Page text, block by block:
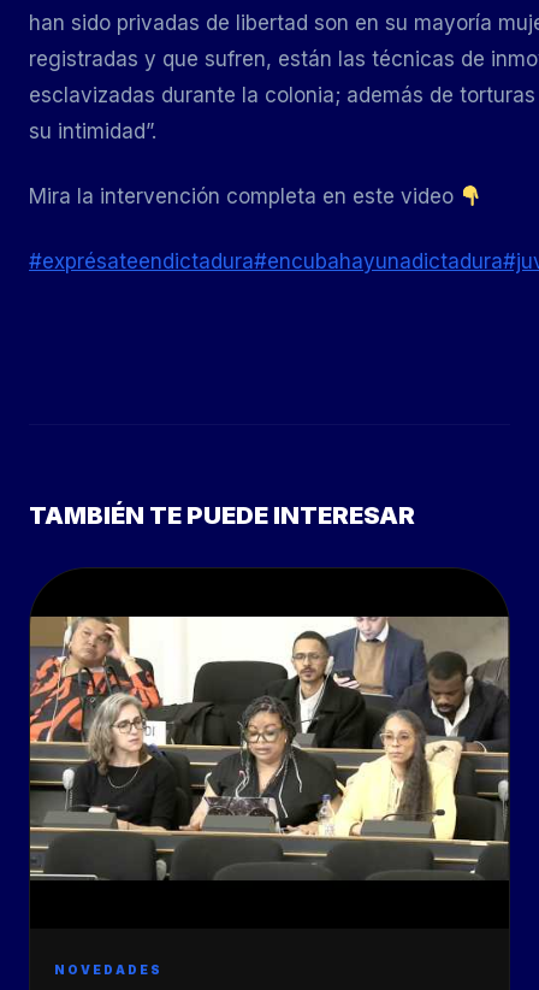
han sido privadas de libertad son en su mayoría
registradas y que sufren, están las técnicas de
esclavizadas durante la colonia; además de
su intimidad”.
Mira la intervención completa en este video
#exprésateendictadura#encubahayunadictadura
TAMBIÉN TE PUEDE INTERESAR
NOVEDADES